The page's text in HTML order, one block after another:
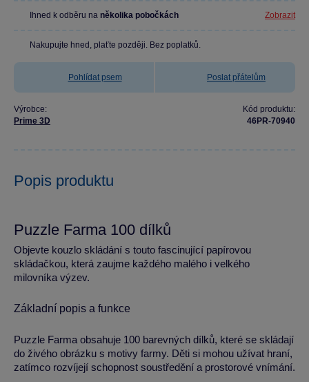
Ihned k odběru na několika pobočkách Zobrazit
Nakupujte hned, plaťte později. Bez poplatků.
Pohlídat psem Poslat přátelům
Výrobce:
Prime 3D
Kód produktu:
46PR-70940
Popis produktu
Puzzle Farma 100 dílků
Objevte kouzlo skládání s touto fascinující papírovou
skládačkou, která zaujme každého malého i velkého
milovníka výzev.
Základní popis a funkce
Puzzle Farma obsahuje 100 barevných dílků, které se skládají
do živého obrázku s motivy farmy. Děti si mohou užívat hraní,
zatímco rozvíjejí schopnost soustředění a prostorové vnímání.